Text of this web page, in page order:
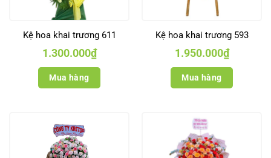
Kệ hoa khai trương 611
1.300.000₫
Mua hàng
Kệ hoa khai trương 593
1.950.000₫
Mua hàng